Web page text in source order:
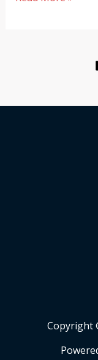
Copyright